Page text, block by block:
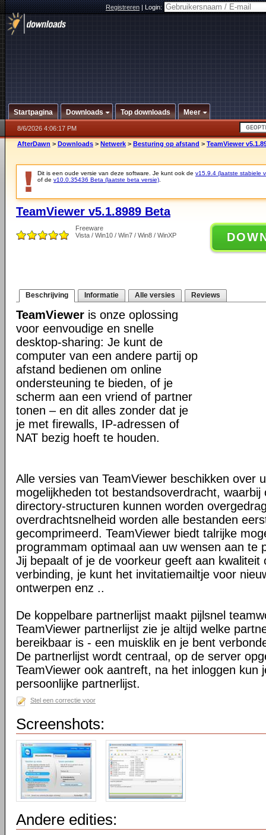
Registreren|Login:
Startpagina Downloads Top downloads Meer
8/6/2026 4:06:17 PM
AfterDawn > Downloads > Netwerk > Besturing op afstand > TeamViewer
Dit is een oude versie van deze software. Je kunt ook de v15.9.4 (laatste stabiele
of de v10.0.35436 Beta (laatste beta versie)
TeamViewer v5.1.8989 Beta
Freeware
Vista / Win10 / Win7 / Win8 / WinXP
Beschrijving Informatie Alle versies Reviews
TeamViewer is onze oplossing
voor eenvoudige en snelle
desktop-sharing: Je kunt de
computer van een andere partij op
afstand bedienen om online
ondersteuning te bieden, of je
scherm aan een vriend of partner
tonen – en dit alles zonder dat je
je met firewalls, IP-adressen of
NAT bezig hoeft te houden.
Alle versies van TeamViewer beschikken over
mogelijkheden tot bestandsoverdracht, waarbij
directory-structuren kunnen worden
overdrachtsnelheid worden alle bestanden
gecomprimeerd. TeamViewer biedt talrijke
programmam optimaal aan uw wensen aan te
Jij bepaalt of je de voorkeur geeft aan kwaliteit
verbinding, je kunt het invitatiemailtje voor
ontwerpen enz ..
De koppelbare partnerlijst maakt pijlsnel
TeamViewer partnerlijst zie je altijd welke
bereikbaar is - een muisklik en je bent
De partnerlijst wordt centraal, op de server
TeamViewer ook aantreft, na het inloggen kun
persoonlijke partnerlijst.
Stel een correctie voor
Screenshots:
Andere edities: